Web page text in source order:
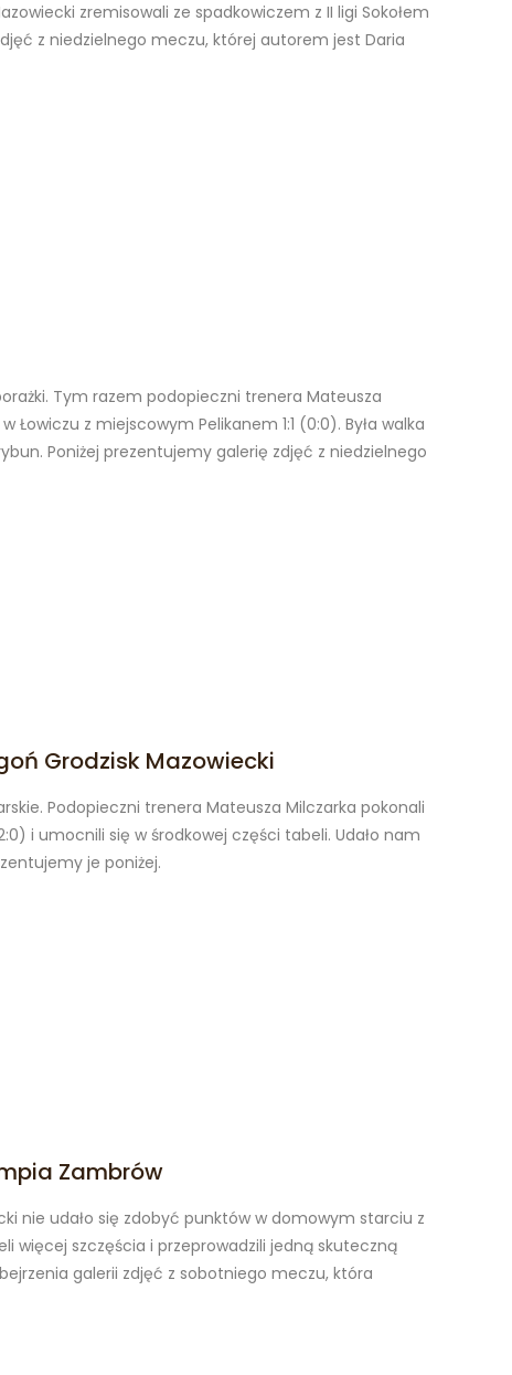
zremisowali ze spadkowiczem z II ligi Sokołem
z niedzielnego meczu, której autorem jest Daria
Tym razem podopieczni trenera Mateusza
z miejscowym Pelikanem 1:1 (0:0). Była walka
Poniżej prezentujemy galerię zdjęć z niedzielnego
Grodzisk Mazowiecki
Podopieczni trenera Mateusza Milczarka pokonali
i umocnili się w środkowej części tabeli. Udało nam
je poniżej.
Zambrów
nie udało się zdobyć punktów w domowym starciu z
więcej szczęścia i przeprowadzili jedną skuteczną
galerii zdjęć z sobotniego meczu, która